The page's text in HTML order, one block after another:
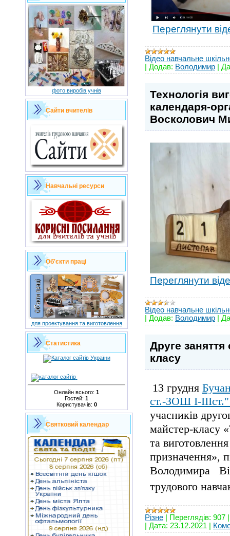
фото виробів учнів
Сайти вчителів
Навчальні ресурси
Об'єкти праці
для проектування та виготовлення
Статистика
Онлайн всього: 1
Гостей: 1
Користувачів: 0
Святковий календар
Переглянути
Відео навчальне
| Додав: Володимир |
Технологія
календаря-
Восколович
Переглянути
Відео навчальне
| Додав: Володимир |
Друге
класу
13 грудня
ст.-ЗОШ І-
учасників
майстер-класу
та
призначення»,
Володимира
трудового
Різне | Переглядів: 907
| Дата: 23.12.2021 |